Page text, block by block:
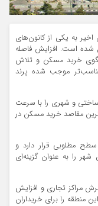
اخیر به یکی از کانون‌های
شده است. افزایش فاصله
خرید مسکن و تلاش
موجب شده پرند
و شهری را با سرعت
مقاصد خرید مسکن در
مطلوبی قرار دارد و
را به عنوان گزینه‌ای
مراکز تجاری و افزایش
منطقه را برای خریداران